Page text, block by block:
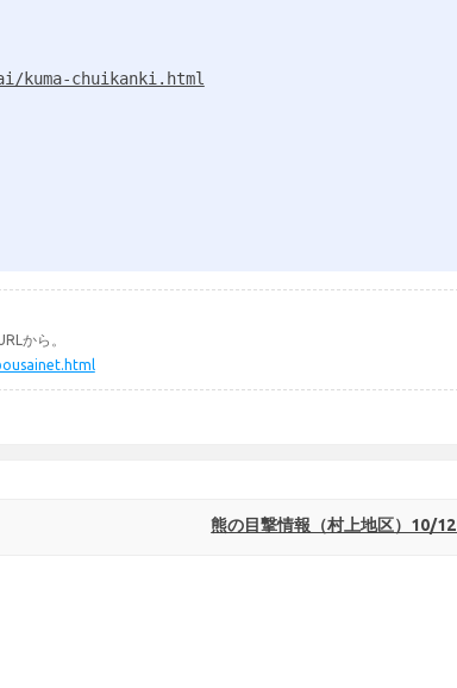
kuma-chuikanki.html
から。
熊の目撃情報（村上地区）10/12